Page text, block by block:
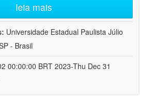
leia mais
Universidade Estadual Paulista Júlio
- Brasil
00:00:00 BRT 2023-Thu Dec 31